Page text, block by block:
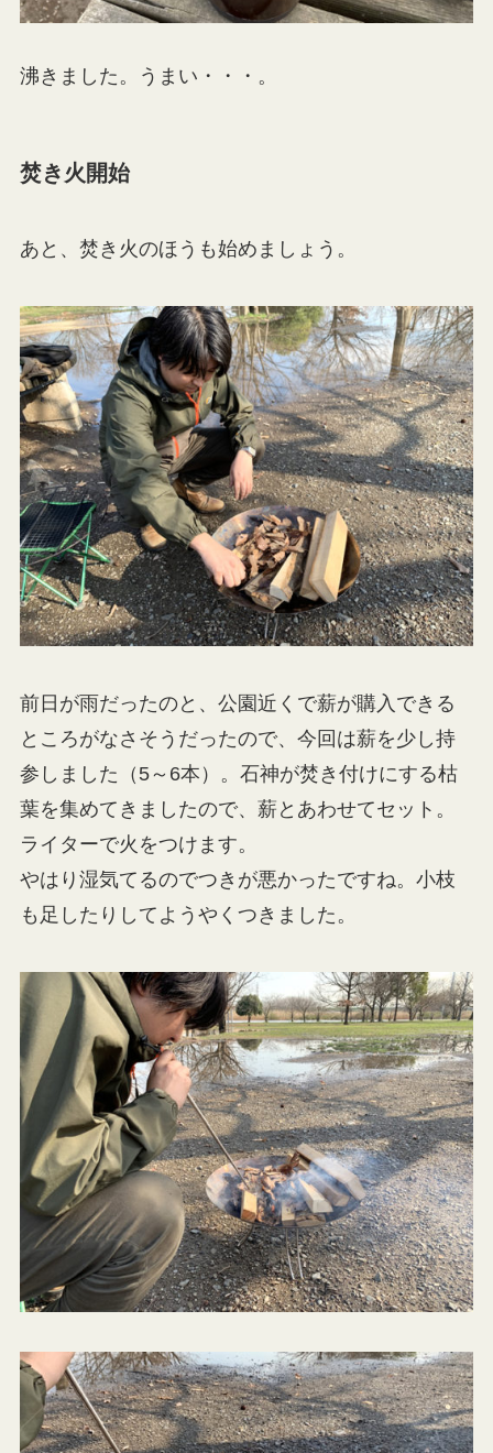
沸きました。うまい・・・。
焚き火開始
あと、焚き火のほうも始めましょう。
前日が雨だったのと、公園近くで薪が購入できる
ところがなさそうだったので、今回は薪を少し持
参しました（5～6本）。石神が焚き付けにする枯
葉を集めてきましたので、薪とあわせてセット。
ライターで火をつけます。
やはり湿気てるのでつきが悪かったですね。小枝
も足したりしてようやくつきました。